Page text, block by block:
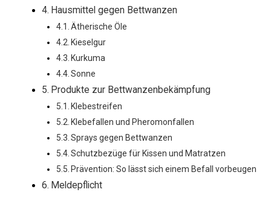
Hausmittel gegen Bettwanzen
Ätherische Öle
Kieselgur
Kurkuma
Sonne
Produkte zur Bettwanzenbekämpfung
Klebestreifen
Klebefallen und Pheromonfallen
Sprays gegen Bettwanzen
Schutzbezüge für Kissen und Matratzen
Prävention: So lässt sich einem Befall vorbeugen
Meldepflicht